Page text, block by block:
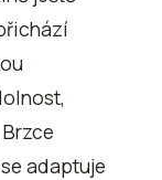
adaptuje